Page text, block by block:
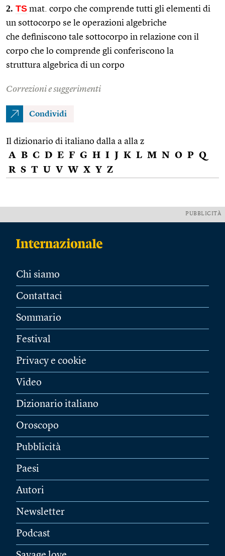
2. TS mat. corpo che comprende tutti gli elementi di
un sottocorpo se le operazioni algebriche
che definiscono tale sottocorpo in relazione con il
corpo che lo comprende gli conferiscono la
struttura algebrica di un corpo
Correzioni e suggerimenti
Condividi
Il dizionario di italiano dalla a alla z
A B C D E F G H I J K L M N O P Q
R S T U V W X Y Z
PUBBLICITÀ
Chi siamo
Contattaci
Sommario
Festival
Privacy e cookie
Video
Dizionario italiano
Oroscopo
Pubblicità
Paesi
Autori
Newsletter
Podcast